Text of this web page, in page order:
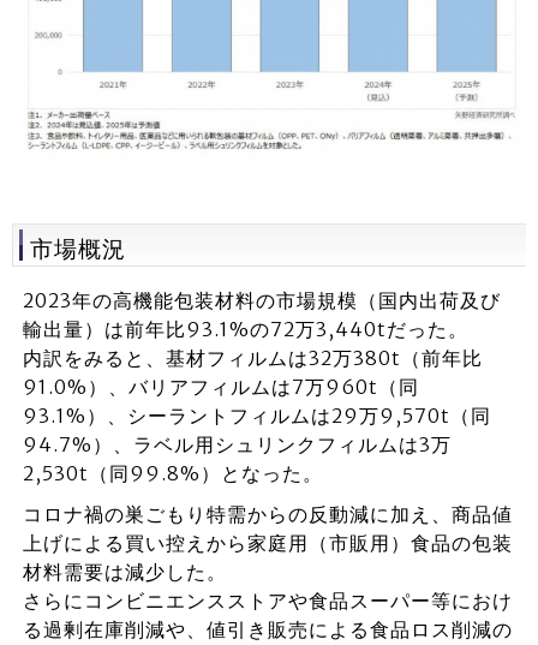
市場概況
2023年の高機能包装材料の市場規模（国内出荷及び
輸出量）は前年比93.1%の72万3,440tだった。
内訳をみると、基材フィルムは32万380t（前年比
91.0%）、バリアフィルムは7万960t（同
93.1%）、シーラントフィルムは29万9,570t（同
94.7%）、ラベル用シュリンクフィルムは3万
2,530t（同99.8%）となった。
コロナ禍の巣ごもり特需からの反動減に加え、商品値
上げによる買い控えから家庭用（市販用）食品の包装
材料需要は減少した。
さらにコンビニエンスストアや食品スーパー等におけ
る過剰在庫削減や、値引き販売による食品ロス削減の